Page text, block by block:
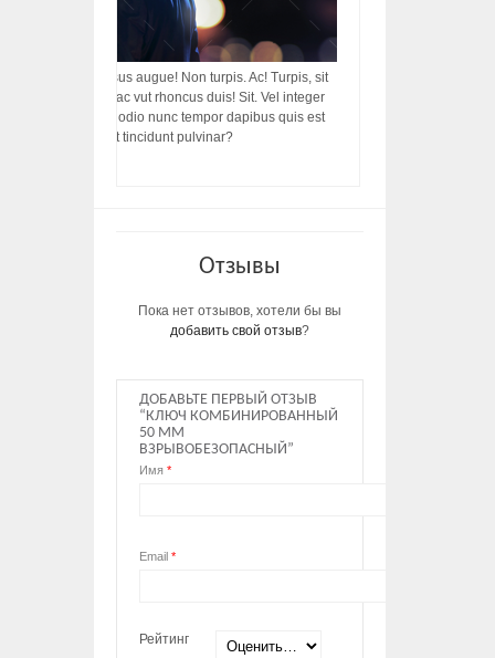
integer! Risus augue! Non turpis. Ac! Turpis, sit
rhoncus porttitor ac vut rhoncus duis! Sit. Vel integer
ut diam porttitor odio nunc tempor dapibus quis est
dictumst, vel amet tincidunt pulvinar?
Отзывы
Пока нет отзывов, хотели бы вы
добавить свой отзыв?
ДОБАВЬТЕ ПЕРВЫЙ ОТЗЫВ
“КЛЮЧ КОМБИНИРОВАННЫЙ
50 ММ
ВЗРЫВОБЕЗОПАСНЫЙ”
Имя *
Email *
Рейтинг